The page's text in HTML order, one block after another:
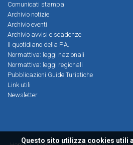
Questo sito utilizza cookies utili
Comunicati stampa
Archivio notizie
Archivio eventi
Archivio avvisi e scadenze
Il quotidiano della P.A.
Normattiva: leggi nazionali
Normattiva: leggi regionali
Pubblicazioni Guide Turistiche
Link utili
Newsletter